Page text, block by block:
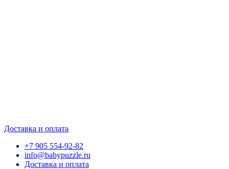
Доставка и оплата
+7 905 554-92-82
info@babypuzzle.ru
Доставка и оплата